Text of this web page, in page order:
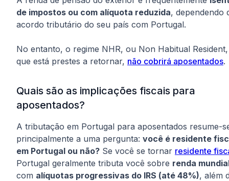
de impostos ou com alíquota reduzida, dependendo
acordo tributário do seu país com Portugal.
No entanto, o regime NHR, ou Non Habitual Resident,
que está prestes a retornar, não cobrirá aposentados.
Quais são as implicações fiscais para
aposentados?
A tributação em Portugal para aposentados resume-
principalmente a uma pergunta: você é residente
em Portugal ou não? Se você se tornar residente
Portugal geralmente tributa você sobre renda
com alíquotas progressivas do IRS (até 48%), além